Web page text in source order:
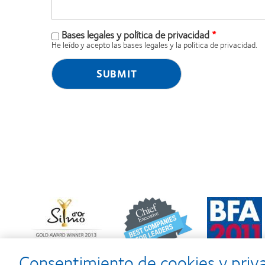
Bases legales y política de privacidad
He leído y acepto las bases legales y la política de privacidad.
about
Premio
Learn
more
about
2012
2010:
Learn
more
about
2011: